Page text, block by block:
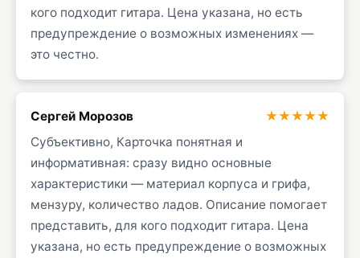
кого подходит гитара. Цена указана, но есть
предупреждение о возможных изменениях —
это честно.
Сергей Морозов
★★★★★
Субъективно, Карточка понятная и
информативная: сразу видно основные
характеристики — материал корпуса и грифа,
мензуру, количество ладов. Описание помогает
представить, для кого подходит гитара. Цена
указана, но есть предупреждение о возможных